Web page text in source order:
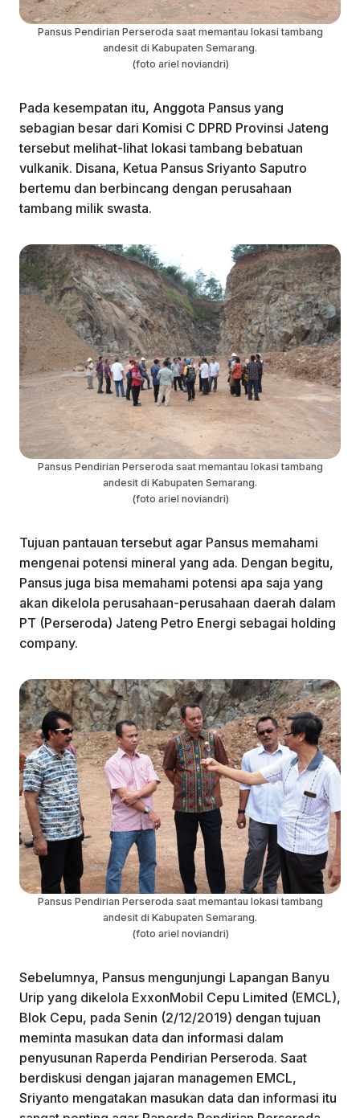
Pansus Pendirian Perseroda saat memantau lokasi tambang
andesit di Kabupaten Semarang.
(foto ariel noviandri)
Pada kesempatan itu, Anggota Pansus yang
sebagian besar dari Komisi C DPRD Provinsi Jateng
tersebut melihat-lihat lokasi tambang bebatuan
vulkanik. Disana, Ketua Pansus Sriyanto Saputro
bertemu dan berbincang dengan perusahaan
tambang milik swasta.
Pansus Pendirian Perseroda saat memantau lokasi tambang
andesit di Kabupaten Semarang.
(foto ariel noviandri)
Tujuan pantauan tersebut agar Pansus memahami
mengenai potensi mineral yang ada. Dengan begitu,
Pansus juga bisa memahami potensi apa saja yang
akan dikelola perusahaan-perusahaan daerah dalam
PT (Perseroda) Jateng Petro Energi sebagai holding
company.
Pansus Pendirian Perseroda saat memantau lokasi tambang
andesit di Kabupaten Semarang.
(foto ariel noviandri)
Sebelumnya, Pansus mengunjungi Lapangan Banyu
Urip yang dikelola ExxonMobil Cepu Limited (EMCL),
Blok Cepu, pada Senin (2/12/2019) dengan tujuan
meminta masukan data dan informasi dalam
penyusunan Raperda Pendirian Perseroda. Saat
berdiskusi dengan jajaran managemen EMCL,
Sriyanto mengatakan masukan data dan informasi itu